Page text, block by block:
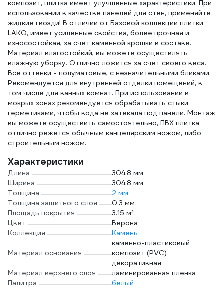
композит, плитка имеет улучшенные характеристики. При
использовании в качестве панелей для стен, применяйте
жидкие гвозди! В отличии от Базовой коллекции плитки
LAKO, имеет усиленные свойства, более прочная и
износостойкая, за счет каменной крошки в составе.
Материал влагостойкий, вы можете осуществлять
влажную уборку. Отлично ложится за счет своего веса.
Все оттенки - полуматовые, с незначительными бликами.
Рекомендуется для внутренней отделки помещений, в
том числе для ванных комнат. При использовании в
мокрых зонах рекомендуется обрабатывать стыки
герметиками, чтобы вода не затекала под панели. Монтаж
вы можете осуществить самостоятельно, ПВХ плитка
отлично режется обычным канцелярским ножом, либо
строительным ножом.
Характеристики
Длина
304.8 мм
Ширина
304.8 мм
Толщина
2 мм
Толщина защитного слоя
0.3 мм
Площадь покрытия
3.15 м²
Цвет
Верона
Коллекция
Камень
Материал основания
каменно-пластиковый
композит (PVC)
Материал верхнего слоя
декоративная
ламинированная пленка
Палитра
белый